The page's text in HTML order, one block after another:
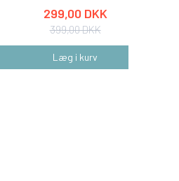
299,00 DKK
399,00 DKK
Læg i kurv